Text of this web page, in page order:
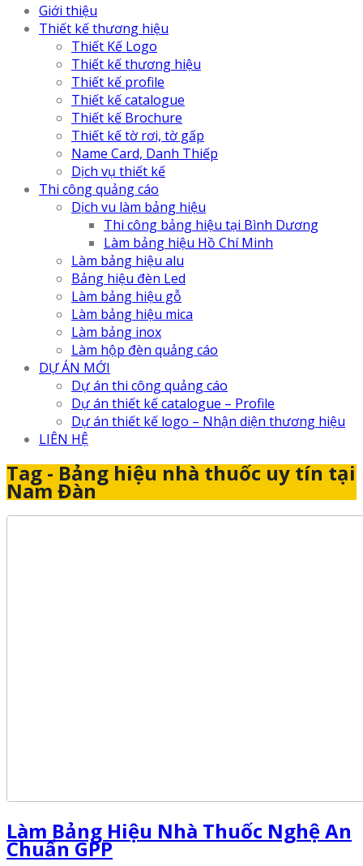
Giới thiệu
Thiết kế thương hiệu
Thiết Kế Logo
Thiết kế thương hiệu
Thiết kế profile
Thiết kế catalogue
Thiết kế Brochure
Thiết kế tờ rơi, tờ gấp
Name Card, Danh Thiếp
Dịch vụ thiết kế
Thi công quảng cáo
Dịch vu làm bảng hiệu
Thi công bảng hiệu tại Bình Dương
Làm bảng hiệu Hồ Chí Minh
Làm bảng hiệu alu
Bảng hiệu đèn Led
Làm bảng hiệu gỗ
Làm bảng hiệu mica
Làm bảng inox
Làm hộp đèn quảng cáo
DỰ ÁN MỚI
Dự án thi công quảng cáo
Dự án thiết kế catalogue – Profile
Dự án thiết kế logo – Nhận diện thương hiệu
LIÊN HỆ
Tag - Bảng hiệu nhà thuốc uy tín tại
Nam Đàn
Làm Bảng Hiệu Nhà Thuốc Nghệ An
Chuẩn GPP